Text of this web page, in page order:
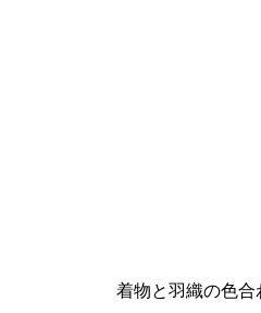
着物と羽織の色